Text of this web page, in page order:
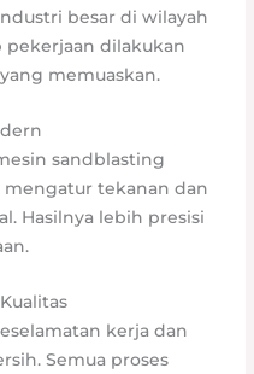
besar di wilayah
pekerjaan dilakukan
memuaskan.
sandblasting
tekanan dan
Hasilnya lebih presisi
kerja dan
Semua proses